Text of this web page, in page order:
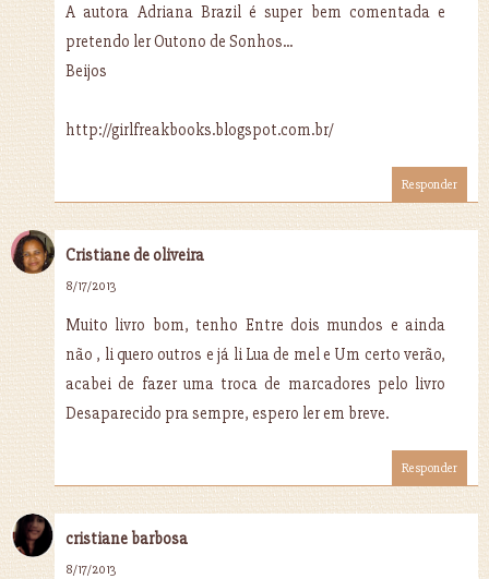
A autora Adriana Brazil é super bem comentada e
pretendo ler Outono de Sonhos...
Beijos
http://girlfreakbooks.blogspot.com.br/
Responder
Cristiane de oliveira
8/17/2013
Muito livro bom, tenho Entre dois mundos e ainda
não , li quero outros e já li Lua de mel e Um certo verão,
acabei de fazer uma troca de marcadores pelo livro
Desaparecido pra sempre, espero ler em breve.
Responder
cristiane barbosa
8/17/2013